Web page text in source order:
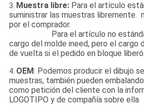
3. Muestra libre:Para el artículo
suministrar las muestras libremente.
por el comprador.
Para el artículo no
cargo del molde ineed, pero el cargo
de vuelta si el pedido en bloque liberó.
4. OEM: Podemos producir el dibujo
muestras, también pueden
como petición del cliente con la
LOGOTIPO y de compañía sobre ella